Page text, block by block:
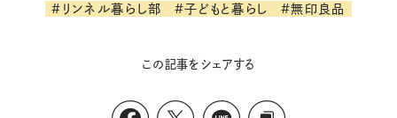
#リンネル暮らし部 #子どもと暮らし #無印良品
この記事をシェアする